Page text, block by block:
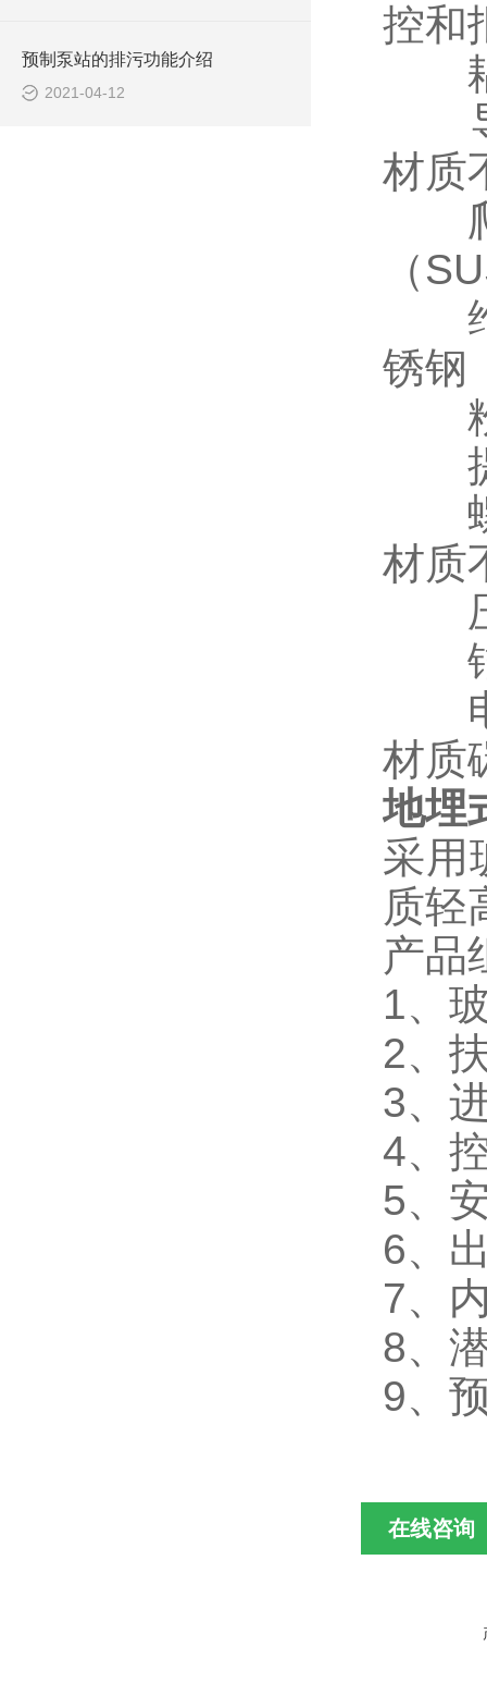
预制泵站的排污功能介绍
2021-04-12
控和
耦
导
材质
爬
（
维
锈钢
粉
提
螺
材质
压
锚
电
材质
地埋
采用
质轻
产品
1、
2、
3、
4、
5、
6、
7、
8、
9、
在线咨询